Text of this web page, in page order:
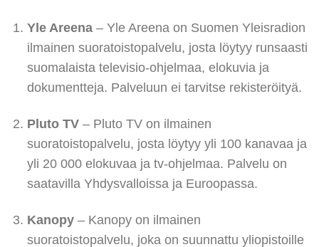
Yle Areena– Yle Areena on Suomen Yleisradion
ilmainen suoratoistopalvelu, josta löytyy runsaasti
suomalaista televisio-ohjelmaa, elokuvia ja
dokumentteja. Palveluun ei tarvitse rekisteröityä.
Pluto TV– Pluto TV on ilmainen
suoratoistopalvelu, josta löytyy yli 100 kanavaa ja
yli 20 000 elokuvaa ja tv-ohjelmaa. Palvelu on
saatavilla Yhdysvalloissa ja Euroopassa.
Kanopy– Kanopy on ilmainen
suoratoistopalvelu, joka on suunnattu yliopistoille